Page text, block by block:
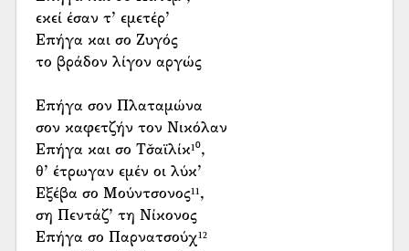
εκεί έσαν τ’ εμετέρ’
Επήγα και σο Ζυγός
το βράδον λίγον αργώς
Επήγα σον Πλαταμώνα
σον καφετζήν τον Νικόλαν
Επήγα και σο Τσ̌αϊλίκ¹⁰,
θ’ έτρωγαν εμέν οι λύκ’
Εξέβα σο Μούντσονος¹¹,
ση Πεντάζ’ τη Νίκονος
Επήγα σο Παρνατσούχ¹²